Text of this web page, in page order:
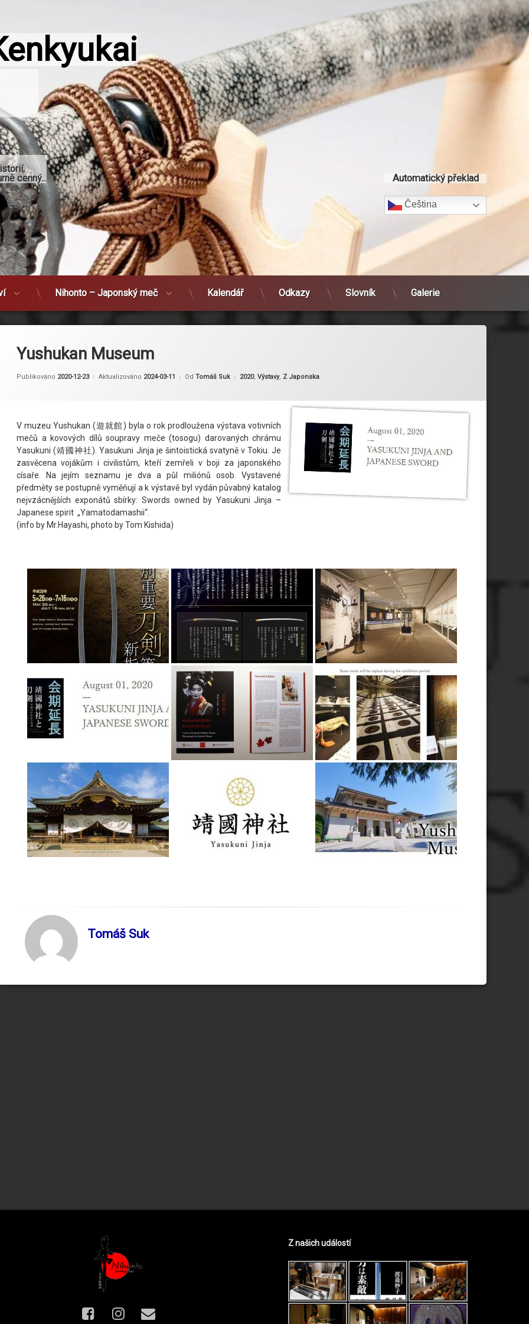
cenný...
Automatický překlad
Čeština‎
Nihonto – Japonský meč Kalendář Odkazy Slovník Galerie
Yushukan Museum
Publikováno 2020-12-23 Aktualizováno 2024-03-11 Od Tomáš Suk Kategorie:
2020, Výstavy, Z Japonska
V muzeu Yushukan (遊就館) byla o rok prodloužena výstava votivních
mečů a kovových dílů soupravy meče (tosogu) darovaných chrámu
Yasukuni (靖國神社). Yasukuni Jinja je šintoistická svatyně v Tokiu. Je
zasvěcena vojákům i civilistům, kteří zemřeli v boji za japonského
císaře. Na jejím seznamu je dva a půl miliónů osob. Vystavené
předměty se postupně vyměňují a k výstavě byl vydán půvabný katalog
nejvzácnějších exponátů sbírky: Swords owned by Yasukuni Jinja –
Japanese spirit „Yamatodamashii“.
(info by Mr.Hayashi, photo by Tom Kishida)
Tomáš Suk
Facebook
Instagram
E-mail
Z našich událostí